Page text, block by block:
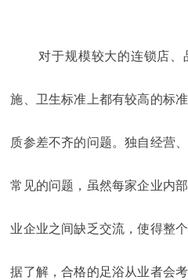
对于规模较大的连锁店
施、卫生标准上都有较高的标
质参差不齐的问题。独自经营
常见的问题，虽然每家企业内
业企业之间缺乏交流，使得整
据了解，合格的足浴从业者会